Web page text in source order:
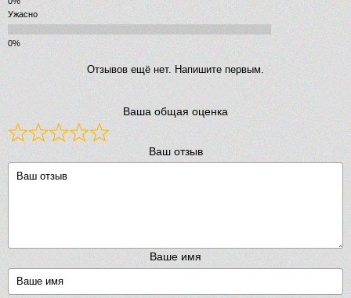
Ужасно
Отзывов ещё нет. Напишите первым.
Ваша общая оценка
Ваш отзыв
Ваше имя